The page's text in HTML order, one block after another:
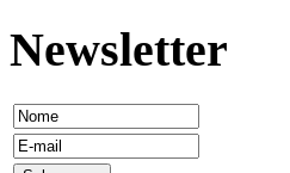
Newsletter